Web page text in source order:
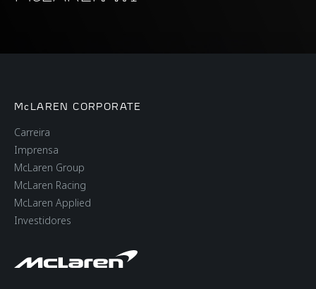
McLAREN CORPORATE
Carreira
Imprensa
McLaren Group
McLaren Racing
McLaren Applied
Investidores